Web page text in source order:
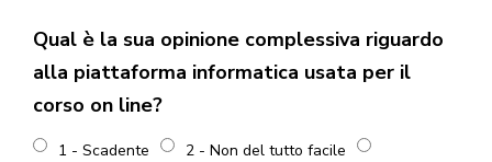
Qual è la sua opinione complessiva riguardo
alla piattaforma informatica usata per il
corso on line?
1 - Scadente
2 - Non del tutto facile